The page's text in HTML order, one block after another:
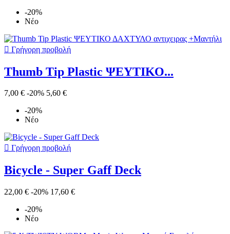
-20%
Νέο
 Γρήγορη προβολή
Thumb Tip Plastic ΨΕΥΤΙΚΟ...
7,00 € -20% 5,60 €
-20%
Νέο
 Γρήγορη προβολή
Bicycle - Super Gaff Deck
22,00 € -20% 17,60 €
-20%
Νέο